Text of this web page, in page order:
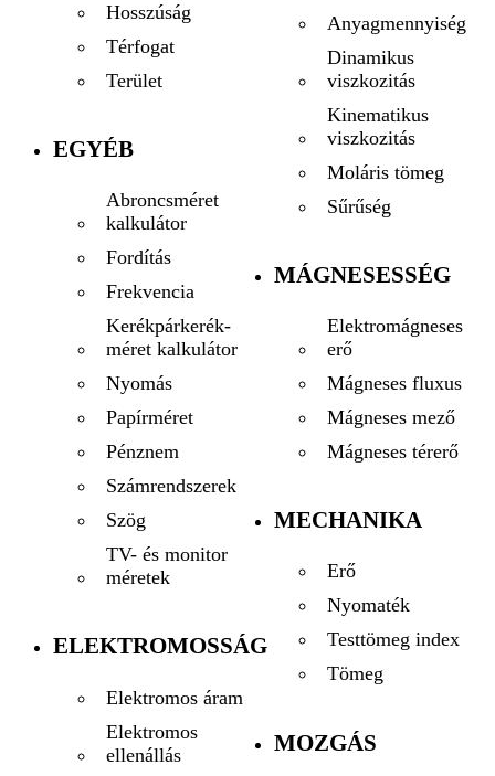
Hosszúság
Térfogat
Terület
EGYÉB
Abroncsméret
kalkulátor
Fordítás
Frekvencia
Kerékpárkerék-
méret kalkulátor
Nyomás
Papírméret
Pénznem
Számrendszerek
Szög
TV- és monitor
méretek
ELEKTROMOSSÁG
Elektromos áram
Elektromos
ellenállás
Anyagmennyiség
Dinamikus
viszkozitás
Kinematikus
viszkozitás
Moláris tömeg
Sűrűség
MÁGNESESSÉG
Elektromágneses
erő
Mágneses fluxus
Mágneses mező
Mágneses térerő
MECHANIKA
Erő
Nyomaték
Testtömeg index
Tömeg
MOZGÁS